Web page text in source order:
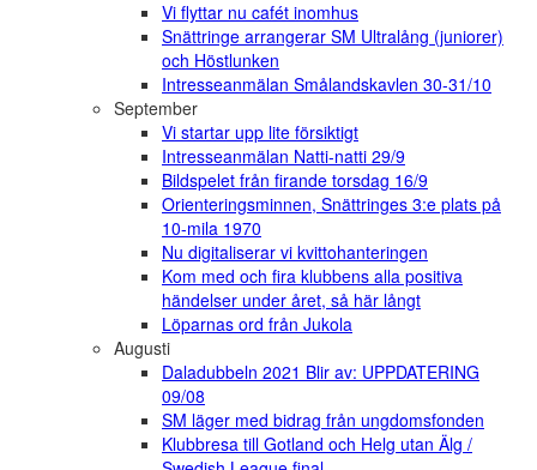
Vi flyttar nu cafét inomhus
Snättringe arrangerar SM Ultralång (juniorer)
och Höstlunken
Intresseanmälan Smålandskavlen 30-31/10
September
Vi startar upp lite försiktigt
Intresseanmälan Natti-natti 29/9
Bildspelet från firande torsdag 16/9
Orienteringsminnen, Snättringes 3:e plats på
10-mila 1970
Nu digitaliserar vi kvittohanteringen
Kom med och fira klubbens alla positiva
händelser under året, så här långt
Löparnas ord från Jukola
Augusti
Daladubbeln 2021 Blir av: UPPDATERING
09/08
SM läger med bidrag från ungdomsfonden
Klubbresa till Gotland och Helg utan Älg /